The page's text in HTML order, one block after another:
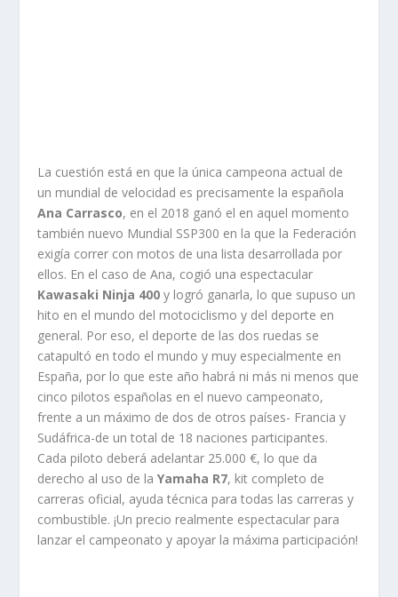
La cuestión está en que la única campeona actual de
un mundial de velocidad es precisamente la española
Ana Carrasco, en el 2018 ganó el en aquel momento
también nuevo Mundial SSP300 en la que la Federación
exigía correr con motos de una lista desarrollada por
ellos. En el caso de Ana, cogió una espectacular
Kawasaki Ninja 400y logró ganarla, lo que supuso un
hito en el mundo del motociclismo y del deporte en
general. Por eso, el deporte de las dos ruedas se
catapultó en todo el mundo y muy especialmente en
España, por lo que este año habrá ni más ni menos que
cinco pilotos españolas en el nuevo campeonato,
frente a un máximo de dos de otros países- Francia y
Sudáfrica-de un total de 18 naciones participantes.
Cada piloto deberá adelantar 25.000 €, lo que da
derecho al uso de laYamaha R7, kit completo de
carreras oficial, ayuda técnica para todas las carreras y
combustible. ¡Un precio realmente espectacular para
lanzar el campeonato y apoyar la máxima participación!